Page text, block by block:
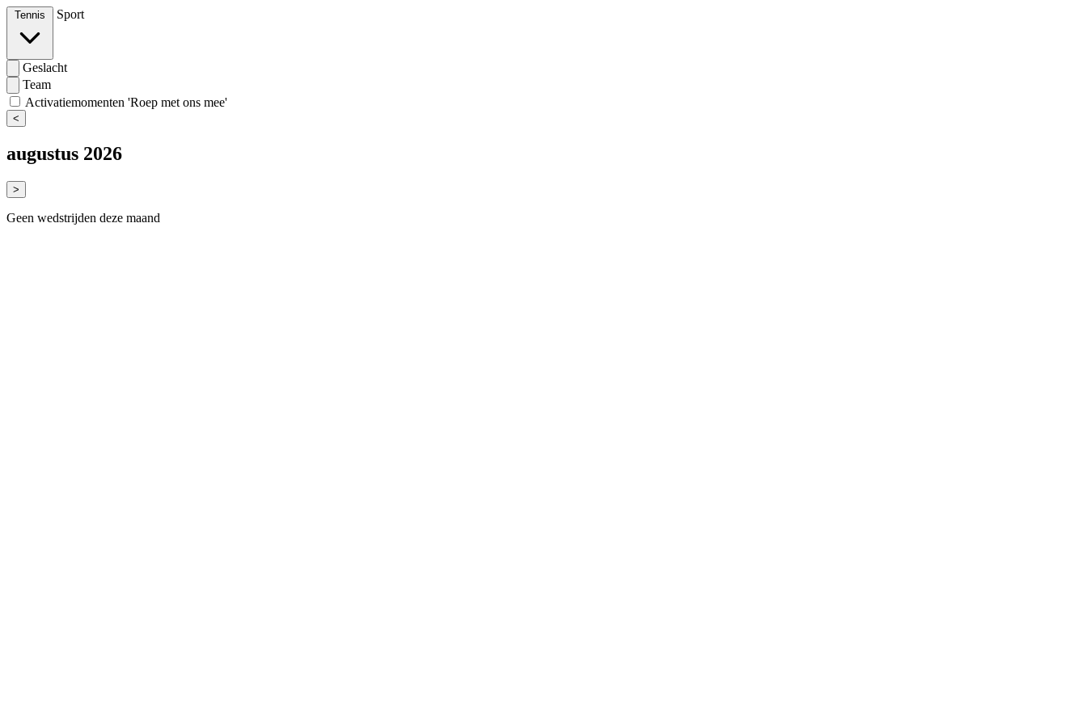
Tennis Sport
Geslacht
Team
Activatiemomenten 'Roep met ons mee'
<
augustus 2026
>
Geen wedstrijden deze maand